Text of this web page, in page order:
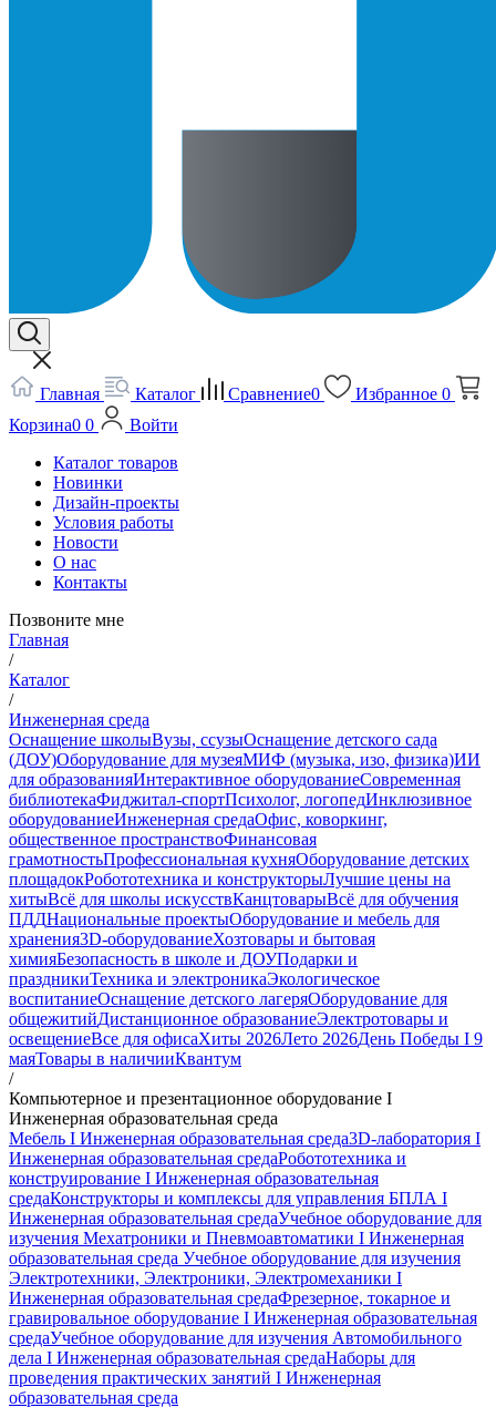
Главная Каталог Сравнение0 Избранное 0
Корзина0 0
Войти
Каталог товаров
Новинки
Дизайн-проекты
Условия работы
Новости
О нас
Контакты
Позвоните мне
Главная
/
Каталог
/
Инженерная среда
Оснащение школыВузы, ссузыОснащение детского сада
(ДОУ)Оборудование для музеяМИФ (музыка, изо, физика)ИИ
для образованияИнтерактивное оборудованиеСовременная
библиотекаФиджитал-спортПсихолог, логопедИнклюзивное
оборудованиеИнженерная средаОфис, коворкинг,
общественное пространствоФинансовая
грамотностьПрофессиональная кухняОборудование детских
площадокРобототехника и конструкторыЛучшие цены на
хитыВсё для школы искусствКанцтоварыВсё для обучения
ПДДНациональные проектыОборудование и мебель для
хранения3D-оборудованиеХозтовары и бытовая
химияБезопасность в школе и ДОУПодарки и
праздникиТехника и электроникаЭкологическое
воспитаниеОснащение детского лагеряОборудование для
общежитийДистанционное образованиеЭлектротовары и
освещениеВсе для офисаХиты 2026Лето 2026День Победы I 9
маяТовары в наличииКвантум
/
Компьютерное и презентационное оборудование I
Инженерная образовательная среда
Мебель I Инженерная образовательная среда3D-лаборатория I
Инженерная образовательная средаРобототехника и
конструирование I Инженерная образовательная
средаКонструкторы и комплексы для управления БПЛА I
Инженерная образовательная средаУчебное оборудование для
изучения Мехатроники и Пневмоавтоматики I Инженерная
образовательная среда Учебное оборудование для изучения
Электротехники, Электроники, Электромеханики I
Инженерная образовательная средаФрезерное, токарное и
гравировальное оборудование I Инженерная образовательная
средаУчебное оборудование для изучения Автомобильного
дела I Инженерная образовательная средаНаборы для
проведения практических занятий I Инженерная
образовательная среда